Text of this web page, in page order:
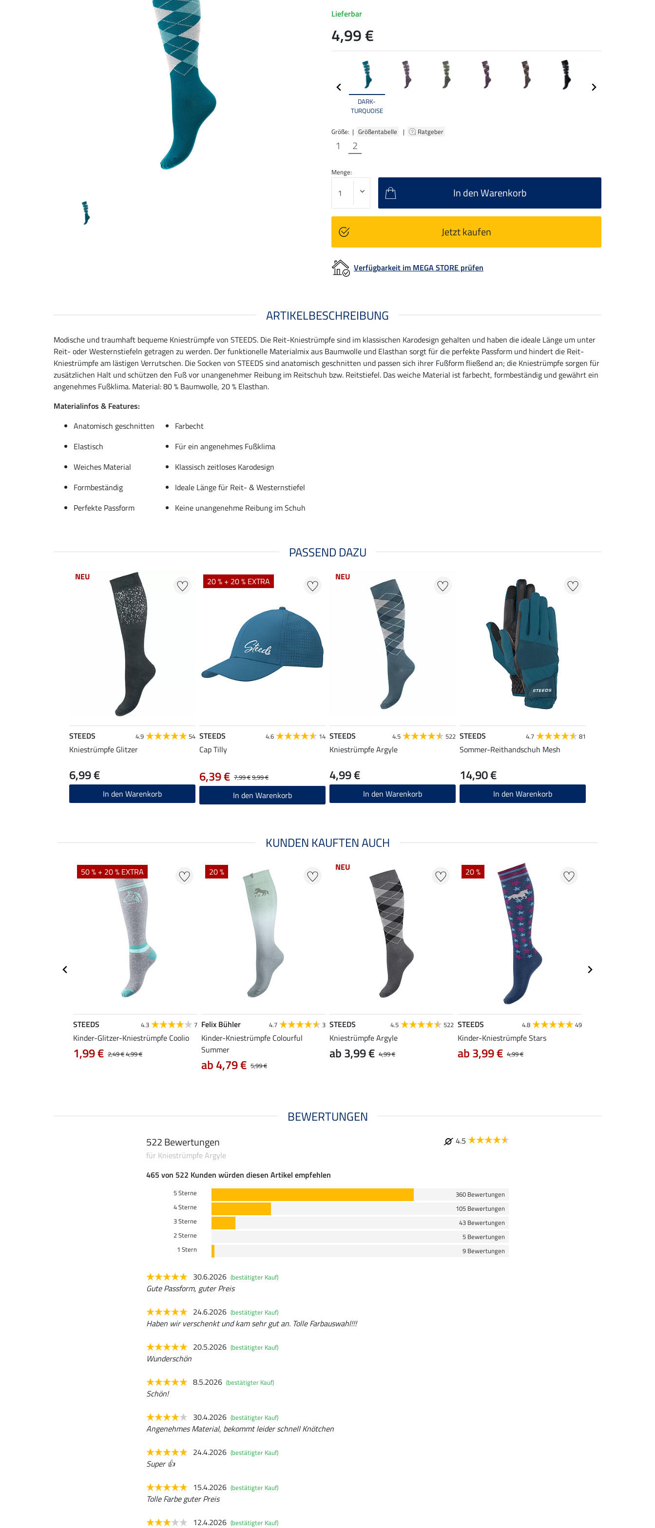
DARK-
TURQUOISE
Größe: | Größentabelle | Ratgeber
1 2
Lieferbar
4,99 €
Menge:
In den Warenkorb
Jetzt kaufen
Verfügbarkeit im MEGA STORE prüfen
ARTIKELBESCHREIBUNG
Modische und traumhaft bequeme Kniestrümpfe von STEEDS. Die Reit-Kniestrümpfe sind im klassischen Karodesign gehalten und haben die ideale Länge um unter
Reit- oder Westernstiefeln getragen zu werden. Der funktionelle Materialmix aus Baumwolle und Elasthan sorgt für die perfekte Passform und hindert die Reit-
Kniestrümpfe am lästigen Verrutschen. Die Socken von STEEDS sind anatomisch geschnitten und passen sich ihrer Fußform fließend an; die Kniestrümpfe sorgen für
zusätzlichen Halt und schützen den Fuß vor unangenehmer Reibung im Reitschuh bzw. Reitstiefel. Das weiche Material ist farbecht, formbeständig und gewährt ein
angenehmes Fußklima. Material: 80 % Baumwolle, 20 % Elasthan.
Materialinfos & Features:
Anatomisch geschnitten
Farbecht
Elastisch
Für ein angenehmes Fußklima
Weiches Material
Klassisch zeitloses Karodesign
Formbeständig
Ideale Länge für Reit- & Westernstiefel
Perfekte Passform
Keine unangenehme Reibung im Schuh
PASSEND DAZU
NEU
STEEDS 4.9 54
Kniestrümpfe Glitzer
6,99 €
In den Warenkorb
20 % + 20 % EXTRA
STEEDS 4.6 14
Cap Tilly
7,99 €9,99 €
6,39 €
In den Warenkorb
NEU
STEEDS 4.5 522
Kniestrümpfe Argyle
4,99 €
In den Warenkorb
STEEDS 4.7 81
Sommer-Reithandschuh Mesh
14,90 €
In den Warenkorb
KUNDEN KAUFTEN AUCH
50 % + 20 % EXTRA
STEEDS 4.3 7
Kinder-Glitzer-Kniestrümpfe Coolio
2,49 €4,99 €
1,99 €
20 %
Felix Bühler 4.7 3
Kinder-Kniestrümpfe Colourful
Summer
5,99 €
ab 4,79 €
NEU
STEEDS 4.5 522
Kniestrümpfe Argyle
4,99 €
ab 3,99 €
20 %
STEEDS 4.8 49
Kinder-Kniestrümpfe Stars
4,99 €
ab 3,99 €
BEWERTUNGEN
522 Bewertungen
4.5
für Kniestrümpfe Argyle
465 von 522 Kunden würden diesen Artikel empfehlen
5 Sterne
360 Bewertungen
4 Sterne
105 Bewertungen
3 Sterne
43 Bewertungen
2 Sterne
5 Bewertungen
1 Stern
9 Bewertungen
30.6.2026 (bestätigter Kauf)
Gute Passform, guter Preis
24.6.2026 (bestätigter Kauf)
Haben wir verschenkt und kam sehr gut an. Tolle Farbauswahl!!!
20.5.2026 (bestätigter Kauf)
Wunderschön
8.5.2026 (bestätigter Kauf)
Schön!
30.4.2026 (bestätigter Kauf)
Angenehmes Material, bekommt leider schnell Knötchen
24.4.2026 (bestätigter Kauf)
Super 👍
15.4.2026 (bestätigter Kauf)
Tolle Farbe guter Preis
12.4.2026 (bestätigter Kauf)